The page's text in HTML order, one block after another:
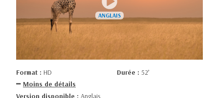
Format : HD Durée : 52’
Moins de détails
Version disponible : Anglais